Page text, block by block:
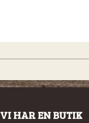
VI HAR EN BUTIK